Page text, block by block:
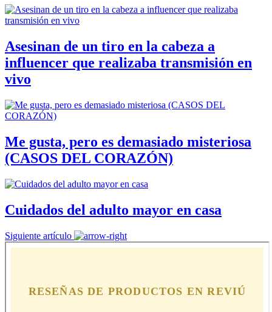
Asesinan de un tiro en la cabeza a
influencer que realizaba transmisión en
vivo
Me gusta, pero es demasiado misteriosa
(CASOS DEL CORAZÓN)
Cuidados del adulto mayor en casa
Siguiente artículo